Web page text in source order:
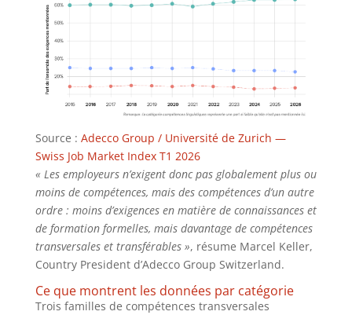
Source : Adecco Group / Université de Zurich —
Swiss Job Market Index T1 2026
« Les employeurs n’exigent donc pas globalement plus ou
moins de compétences, mais des compétences d’un autre
ordre : moins d’exigences en matière de connaissances et
de formation formelles, mais davantage de compétences
transversales et transférables », résume Marcel Keller,
Country President d’Adecco Group Switzerland.
Ce que montrent les données par catégorie
Trois familles de compétences transversales